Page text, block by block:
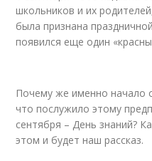
школьников и их
была признана
появился еще один
Почему же именно начало
что послужило этому
сентября – День знаний?
этом и будет наш рассказ.